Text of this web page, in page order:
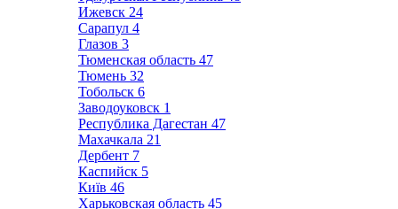
Ижевск 24
Сарапул 4
Глазов 3
Тюменская область 47
Тюмень 32
Тобольск 6
Заводоуковск 1
Республика Дагестан 47
Махачкала 21
Дербент 7
Каспийск 5
Київ 46
Харьковская область 45